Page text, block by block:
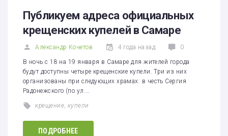
Публикуем адреса официальных
крещенских купелей в Самаре
Александр Кочетов 4 года назад 0
В ночь с 18 на 19 января в Самаре для жителей города
будут доступны четыре крещенские купели. Три из них
организованы при следующих храмах: в честь Сергия
Радонежского (по ул.…
крещение, купели
ПОДРОБНЕЕ